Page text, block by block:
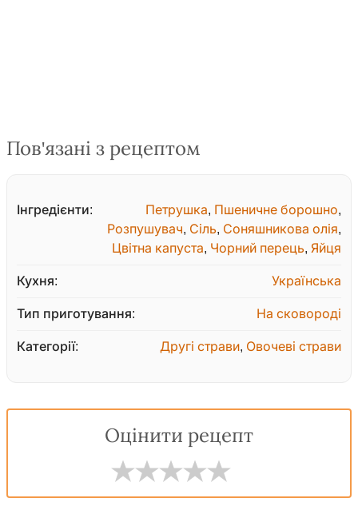
Пов'язані з рецептом
Інгредієнти: Петрушка, Пшеничне борошно,
Розпушувач, Сіль, Соняшникова олія,
Цвітна капуста, Чорний перець, Яйця
Кухня: Українська
Тип приготування: На сковороді
Категорії: Другі страви, Овочеві страви
Оцінити рецепт